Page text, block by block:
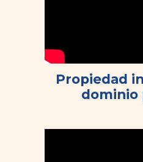
Propiedad
dominio